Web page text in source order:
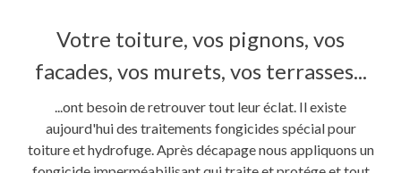
Votre toiture, vos pignons, vos
facades, vos murets, vos terrasses...
...ont besoin de retrouver tout leur éclat. Il existe
aujourd'hui des traitements fongicides spécial pour
toiture et hydrofuge. Après décapage nous appliquons un